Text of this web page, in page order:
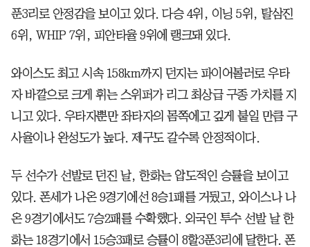
푼3리로 안정감을 보이고 있다. 다승 4위, 이닝 5위, 탈삼진
6위, WHIP 7위, 피안타율 9위에 랭크돼 있다.
와이스도 최고 시속 158km까지 던지는 파이어볼러로 우타
자 바깥으로 크게 휘는 스위퍼가 리그 최상급 구종 가치를 지
니고 있다. 우타자뿐만 좌타자의 몸쪽에고 깊게 붙일 만큼 구
사율이나 완성도가 높다. 제구도 갈수록 안정적이다.
두 선수가 선발로 던진 날, 한화는 압도적인 승률을 보이고
있다. 폰세가 나온 9경기에선 8승1패를 거뒀고, 와이스나 나
온 9경기에서도 7승2패를 수확했다. 외국인 투수 선발 날 한
화는 18경기에서 15승3패로 승률이 8할3푼3리에 달한다. 폰